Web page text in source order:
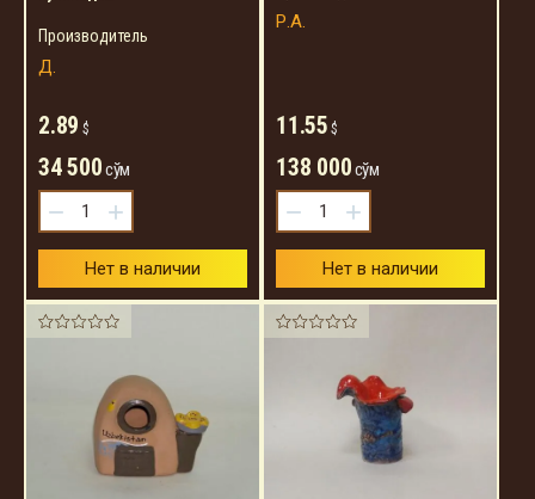
Производитель
Д.
2.89 $
34 500сўм
− +
Нет в наличии
Р.А.
11.55 $
138 000сўм
− +
Нет в наличии